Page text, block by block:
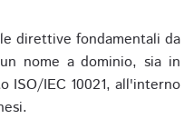
direttive fondamentali da
nome a dominio, sia in
ISO/IEC 10021, all'interno